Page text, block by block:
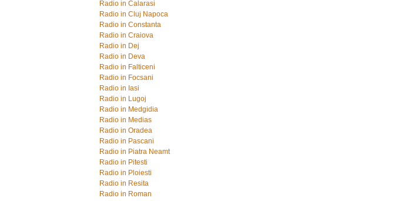
Radio in Calarasi
Radio in Cluj Napoca
Radio in Constanta
Radio in Craiova
Radio in Dej
Radio in Deva
Radio in Falticeni
Radio in Focsani
Radio in Iasi
Radio in Lugoj
Radio in Medgidia
Radio in Medias
Radio in Oradea
Radio in Pascani
Radio in Piatra Neamt
Radio in Pitesti
Radio in Ploiesti
Radio in Resita
Radio in Roman